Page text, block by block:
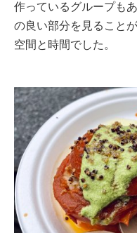
作っているグループも
の良い部分を見ること
空間と時間でした。